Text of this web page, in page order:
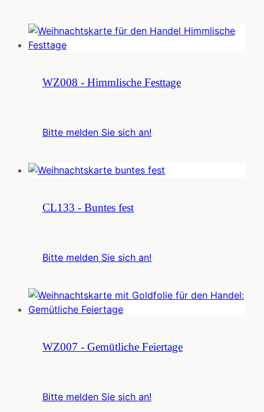
WZ008 - Himmlische Festtage
Bitte melden Sie sich an!
CL133 - Buntes fest
Bitte melden Sie sich an!
WZ007 - Gemütliche Feiertage
Bitte melden Sie sich an!